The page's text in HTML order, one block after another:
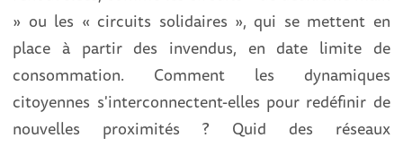
» ou les « circuits solidaires », qui se mettent en
place à partir des invendus, en date limite de
consommation. Comment les dynamiques
citoyennes s'interconnectent-elles pour redéfinir de
nouvelles proximités ? Quid des réseaux